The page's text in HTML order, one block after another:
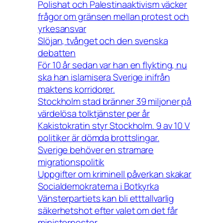
Polishat och Palestinaaktivism väcker
frågor om gränsen mellan protest och
yrkesansvar
Slöjan, tvånget och den svenska
debatten
För 10 år sedan var han en flykting, nu
ska han islamisera Sverige inifrån
maktens korridorer.
Stockholm stad bränner 39 miljoner på
värdelösa tolktjänster per år
Kakistokratin styr Stockholm. 9 av 10 V
politiker är dömda brottslingar.
Sverige behöver en stramare
migrationspolitik
Uppgifter om kriminell påverkan skakar
Socialdemokraterna i Botkyrka
Vänsterpartiets kan bli etttallvarlig
säkerhetshot efter valet om det får